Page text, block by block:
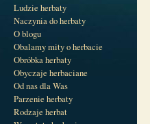
Ludzie herbaty
Naczynia do herbaty
O blogu
Obalamy mity o herbacie
Obróbka herbaty
Obyczaje herbaciane
Od nas dla Was
Parzenie herbaty
Rodzaje herbat